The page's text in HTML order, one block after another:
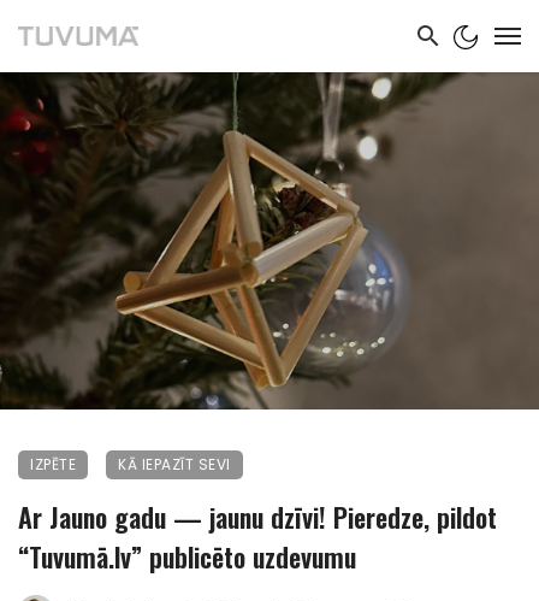
IZPĒTE KĀ IEPAZĪT SEVI
Ar Jauno gadu — jaunu dzīvi! Pieredze, pildot
“Tuvumā.lv” publicēto uzdevumu